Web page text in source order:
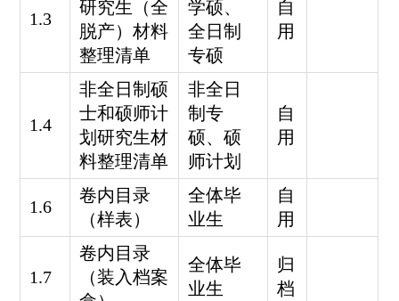
1.3
研究生（全
脱产）材料
整理清单
学硕、
全日制
专硕
自
用
1.4
非全日制硕
士和硕师计
划研究生材
料整理清单
非全日
制专
硕、硕
师计划
自
用
1.6
卷内目录
（样表）
全体毕
业生
自
用
1.7
卷内目录
（装入档案
全体毕
业生
归
档